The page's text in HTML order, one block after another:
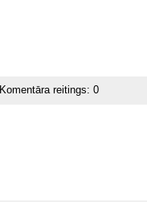
Komentāra reitings:0